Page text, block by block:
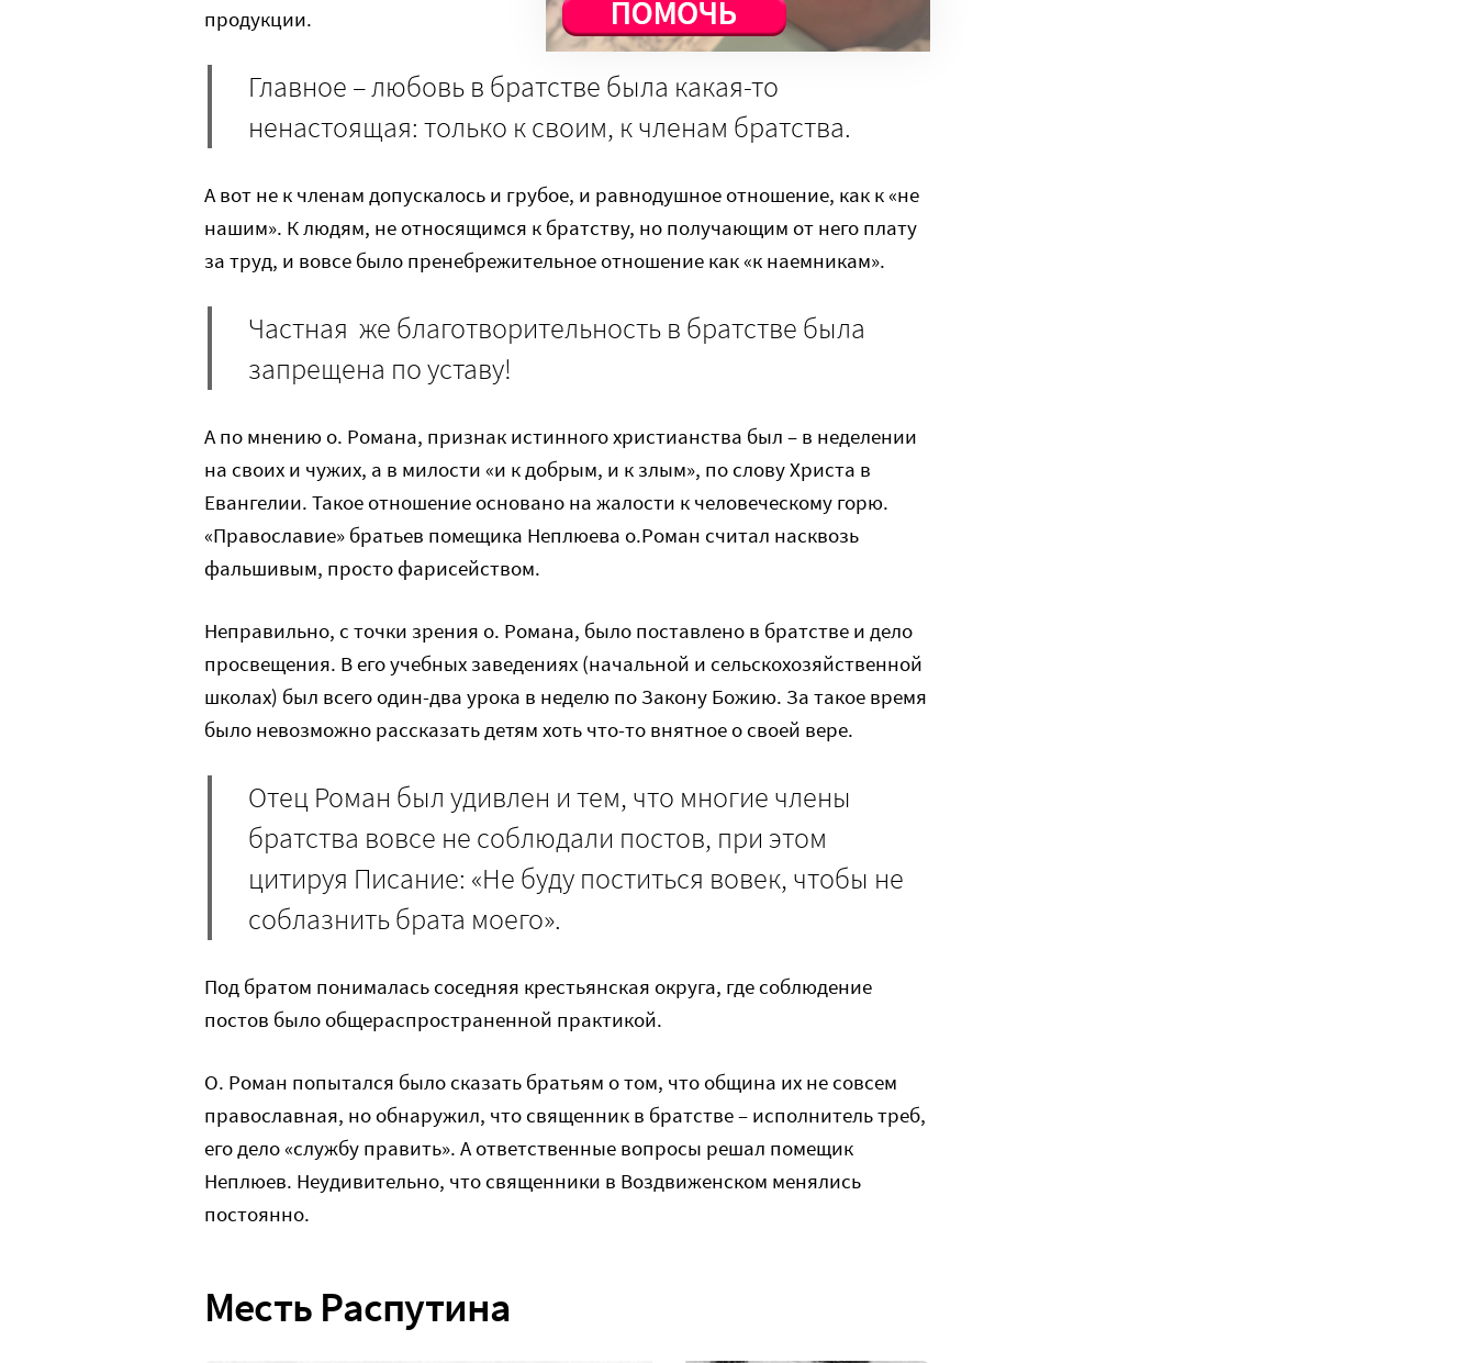
продукции.
Главное – любовь в братстве была какая-то
ненастоящая: только к своим, к членам братства.
А вот не к членам допускалось и грубое, и равнодушное отношение, как к «не
нашим». К людям, не относящимся к братству, но получающим от него плату
за труд, и вовсе было пренебрежительное отношение как «к наемникам».
Частная же благотворительность в братстве была
запрещена по уставу!
А по мнению о. Романа, признак истинного христианства был – в неделении
на своих и чужих, а в милости «и к добрым, и к злым», по слову Христа в
Евангелии. Такое отношение основано на жалости к человеческому горю.
«Православие» братьев помещика Неплюева о.Роман считал насквозь
фальшивым, просто фарисейством.
Неправильно, с точки зрения о. Романа, было поставлено в братстве и дело
просвещения. В его учебных заведениях (начальной и сельскохозяйственной
школах) был всего один-два урока в неделю по Закону Божию. За такое время
было невозможно рассказать детям хоть что-то внятное о своей вере.
Отец Роман был удивлен и тем, что многие члены
братства вовсе не соблюдали постов, при этом
цитируя Писание: «Не буду поститься вовек, чтобы не
соблазнить брата моего».
Под братом понималась соседняя крестьянская округа, где соблюдение
постов было общераспространенной практикой.
О. Роман попытался было сказать братьям о том, что община их не совсем
православная, но обнаружил, что священник в братстве – исполнитель треб,
его дело «службу править». А ответственные вопросы решал помещик
Неплюев. Неудивительно, что священники в Воздвиженском менялись
постоянно.
Месть Распутина